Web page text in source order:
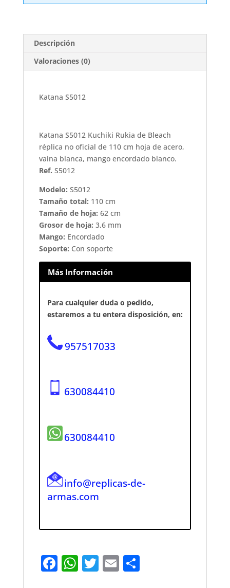
Descripción
Valoraciones (0)
Katana S5012
Katana S5012 Kuchiki Rukia de Bleach
réplica no oficial de 110 cm hoja de acero,
vaina blanca, mango encordado blanco.
Ref. S5012
Modelo: S5012
Tamaño total: 110 cm
Tamaño de hoja: 62 cm
Grosor de hoja: 3,6 mm
Mango: Encordado
Soporte: Con soporte
Más Información
Para cualquier duda o pedido,
estaremos a tu entera disposición, en:
957517033
630084410
630084410
info@replicas-de-
armas.com
F W T E S